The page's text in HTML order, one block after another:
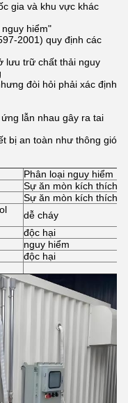
gia và khu vực khác
hiểm"
2001) quy định các
lưu trữ chất thải nguy
đòi hỏi phải xác định
lẫn nhau gây ra tai
bị an toàn như thông gió
Phân loại nguy hiểm
Sự ăn mòn kích thích
Sự ăn mòn kích thích
dễ cháy
độc hại
nguy hiểm
độc hại